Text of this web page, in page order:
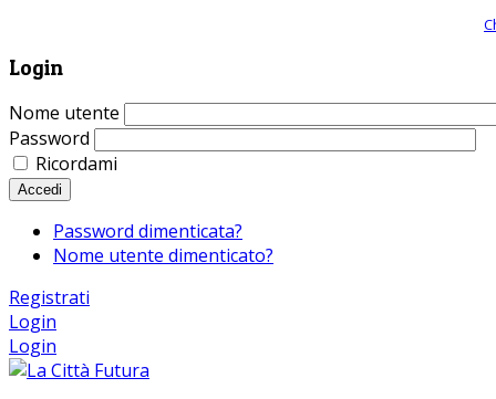
Login
Nome utente
Password
Ricordami
Accedi
Password dimenticata?
Nome utente dimenticato?
Registrati
Login
Login